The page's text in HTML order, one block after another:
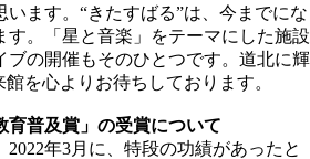
ます。“きたすばる”は、今までにな
す。「星と音楽」をテーマにした施設
ブの開催もそのひとつです。道北に輝
館を心よりお待ちしております。
普及賞」の受賞について
年3月に、特段の功績があったと